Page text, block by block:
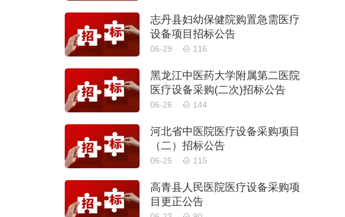
志丹县妇幼保健院购置急需医疗
设备项目招标公告
06-29 116
黑龙江中医药大学附属第二医院
医疗设备采购(二次)招标公告
06-26 144
河北省中医院医疗设备采购项目
（二）招标公告
06-25 115
高青县人民医院医疗设备采购项
目更正公告